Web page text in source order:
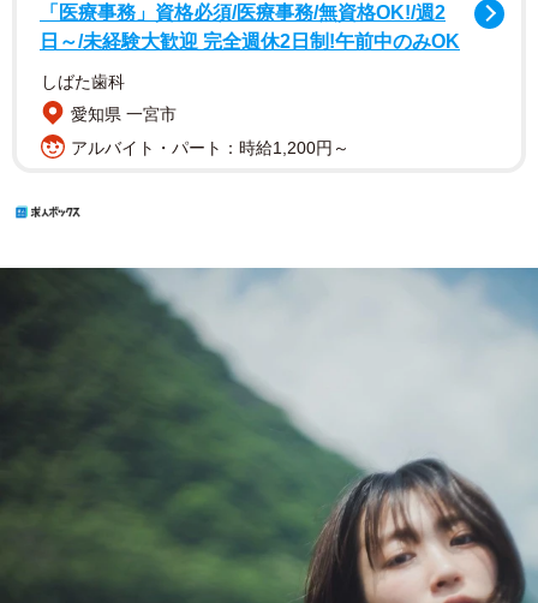
「医療事務」資格必須/医療事務/無資格OK!/週2
日～/未経験大歓迎 完全週休2日制!午前中のみOK
しばた歯科
愛知県 一宮市
アルバイト・パート：時給1,200円～